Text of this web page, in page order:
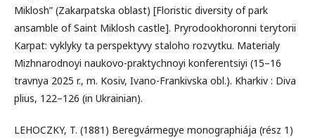
Miklosh” (Zakarpatska oblast) [Floristic diversity of park
ansamble of Saint Miklosh castle]. Pryrodookhoronni terytorii
Karpat: vyklyky ta perspektyvy staloho rozvytku. Materialy
Mizhnarodnoyi naukovo-praktychnoyi konferentsiyi (15–16
travnya 2025 r., m. Kosiv, Ivano-Frankivska obl.). Kharkiv : Diva
plius, 122–126 (in Ukrainian).
LEHOCZKY, T. (1881) Beregvármegye monographiája (rész 1)